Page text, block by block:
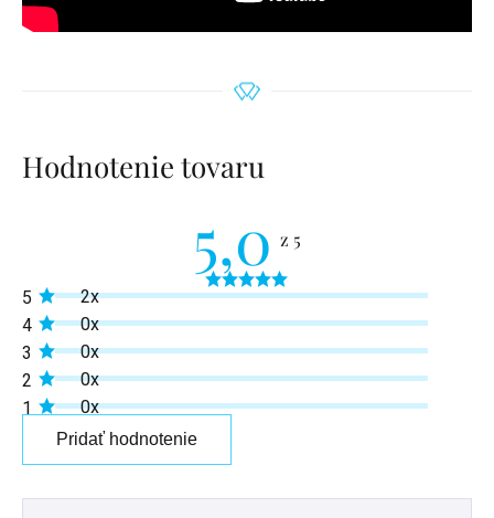
Hodnotenie tovaru
5,0
Priemerné
hodnotenie
produktu
5,0
z
hviezdičiek.
5
2x
4
0x
3
0x
2
0x
1
0x
Pridať hodnotenie